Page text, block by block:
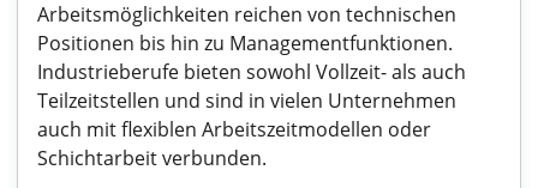
Arbeitsmöglichkeiten reichen von technischen
Positionen bis hin zu Managementfunktionen.
Industrieberufe bieten sowohl Vollzeit- als auch
Teilzeitstellen und sind in vielen Unternehmen
auch mit flexiblen Arbeitszeitmodellen oder
Schichtarbeit verbunden.